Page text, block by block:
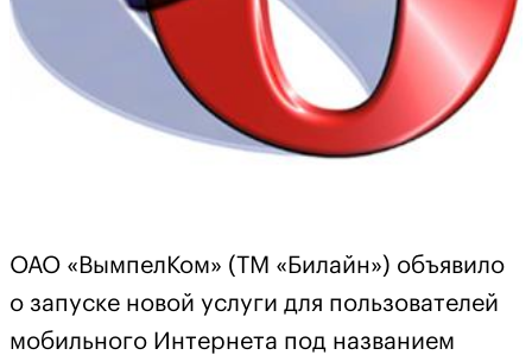
ОАО «ВымпелКом» (ТМ «Билайн») объявило
о запуске новой услуги для пользователей
мобильного Интернета под названием